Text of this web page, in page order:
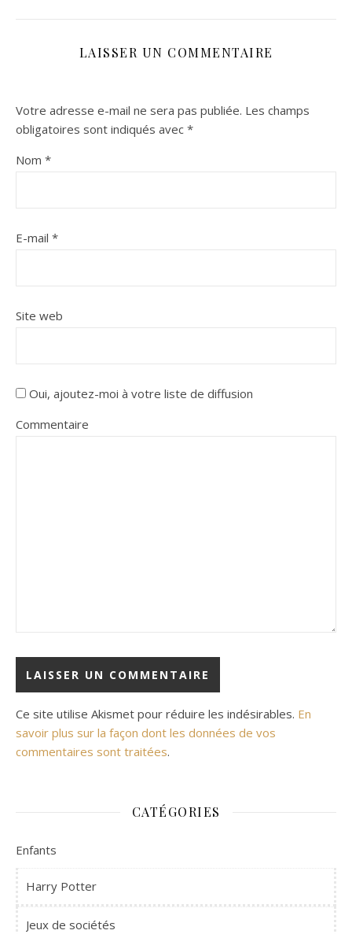
LAISSER UN COMMENTAIRE
Votre adresse e-mail ne sera pas publiée. Les champs
obligatoires sont indiqués avec *
Nom *
E-mail *
Site web
Oui, ajoutez-moi à votre liste de diffusion
Commentaire
Ce site utilise Akismet pour réduire les indésirables. En
savoir plus sur la façon dont les données de vos
commentaires sont traitées.
CATÉGORIES
Enfants
Harry Potter
Jeux de sociétés